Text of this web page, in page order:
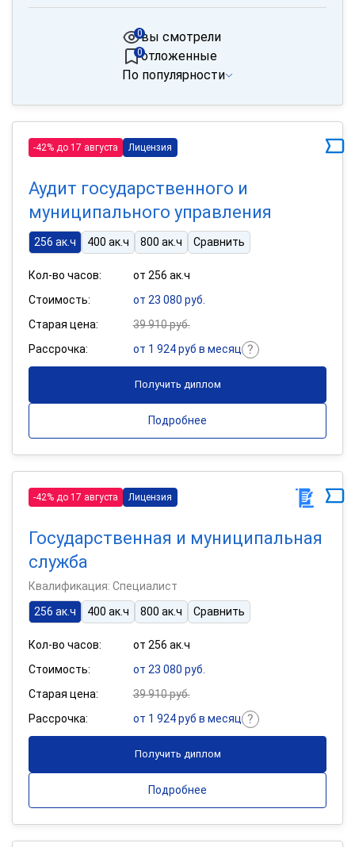
вы смотрели
0
отложенные
0
По популярности
-42% до 17 августа Лицензия
Аудит государственного и
муниципального управления
256 ак.ч 400 ак.ч 800 ак.ч Сравнить
Кол-во часов:
от 256 ак.ч
Стоимость:
от 23 080 руб.
Старая цена:
39 910 руб.
Рассрочка:
от 1 924 руб в месяц
Получить диплом
Подробнее
-42% до 17 августа Лицензия
Государственная и муниципальная
служба
Квалификация: Специалист
256 ак.ч
400 ак.ч 800 ак.ч Сравнить
Кол-во часов:
от 256 ак.ч
Стоимость:
от 23 080 руб.
Старая цена:
39 910 руб.
Рассрочка:
от 1 924 руб в месяц
Получить диплом
Подробнее